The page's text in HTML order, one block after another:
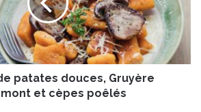
patates douces, Gruyère
et cèpes poêlés